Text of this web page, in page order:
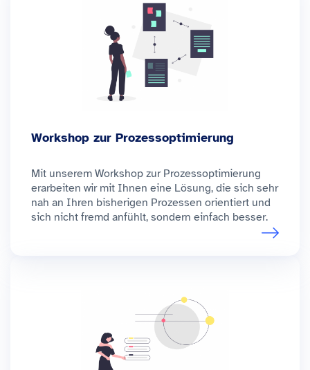
Workshop zur Prozessoptimierung
Mit unserem Workshop zur Prozessoptimierung
erarbeiten wir mit Ihnen eine Lösung, die sich sehr
nah an Ihren bisherigen Prozessen orientiert und
sich nicht fremd anfühlt, sondern einfach besser.